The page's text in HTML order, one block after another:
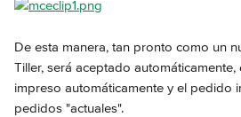
De esta manera, tan pronto como un
Tiller, será aceptado
impreso automáticamente y el pedido
pedidos "actuales".